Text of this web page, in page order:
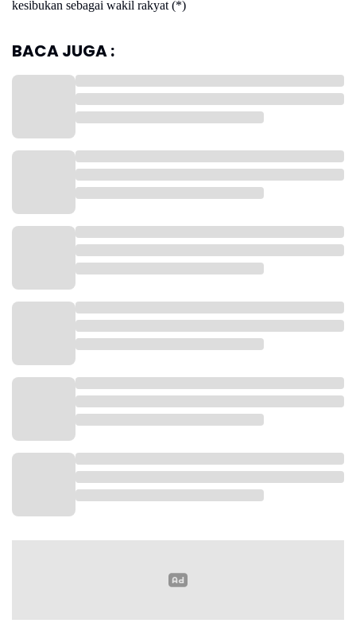
kesibukan sebagai wakil rakyat (*)
BACA JUGA :